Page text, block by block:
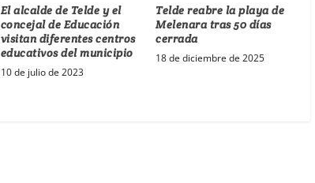
El alcalde de Telde y el
concejal de Educación
visitan diferentes centros
educativos del municipio
10 de julio de 2023
Telde reabre la playa de
Melenara tras 50 días
cerrada
18 de diciembre de 2025